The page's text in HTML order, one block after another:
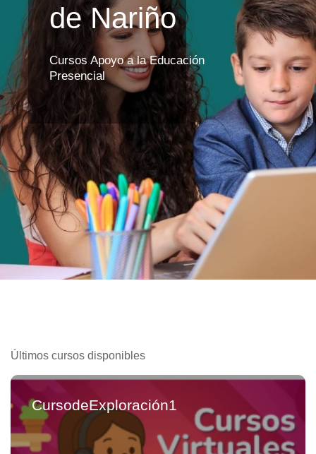
de Nariño
Cursos Apoyo a la Educación
Presencial
Últimos cursos disponibles
CursodeExploración1